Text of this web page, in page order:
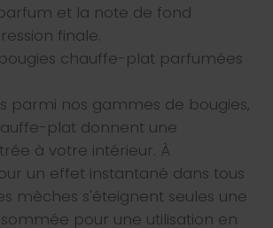
et la note de fond
finale.
chauffe-plat parfumées
parmi nos gammes de bougies,
plat donnent une
à votre intérieur. À
un effet instantané dans tous
mèches s'éteignent seules une
pour une utilisation en